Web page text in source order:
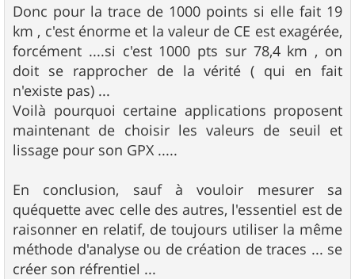
Donc pour la trace de 1000 points si elle fait 19
km , c'est énorme et la valeur de CE est exagérée,
forcément ....si c'est 1000 pts sur 78,4 km , on
doit se rapprocher de la vérité ( qui en fait
n'existe pas) ...
Voilà pourquoi certaine applications proposent
maintenant de choisir les valeurs de seuil et
lissage pour son GPX .....
En conclusion, sauf à vouloir mesurer sa
quéquette avec celle des autres, l'essentiel est de
raisonner en relatif, de toujours utiliser la même
méthode d'analyse ou de création de traces ... se
créer son réfrentiel ...